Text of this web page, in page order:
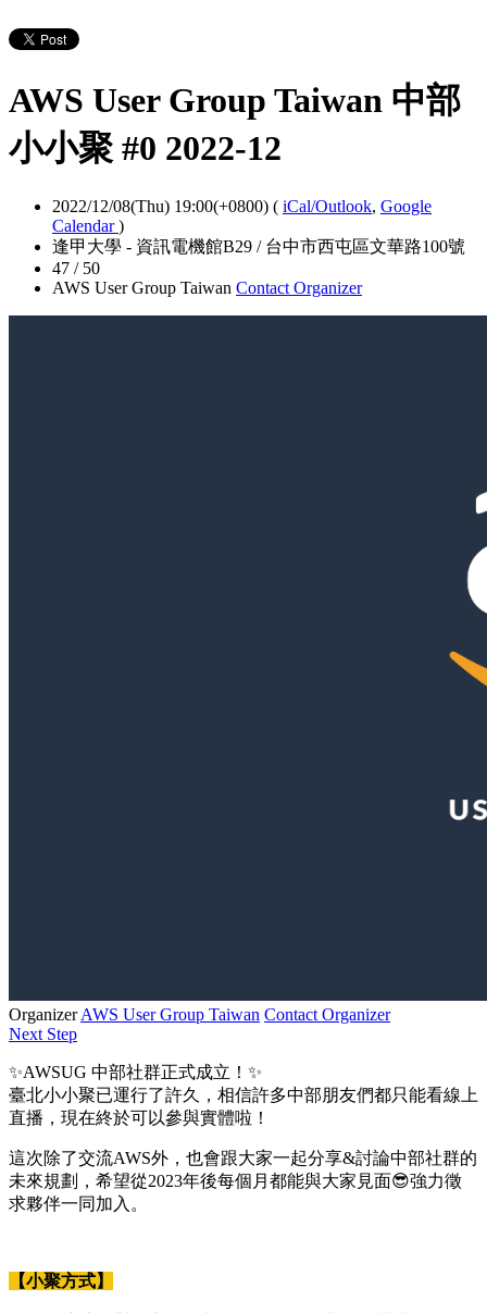
AWS User Group Taiwan 中部
小小聚 #0 2022-12
2022/12/08(Thu) 19:00(+0800) ( iCal/Outlook, Google
Calendar)
逢甲大學 - 資訊電機館B29 / 台中市西屯區文華路100號
47 / 50
AWS User Group Taiwan Contact Organizer
OrganizerAWS User Group Taiwan Contact Organizer
Next Step
✨AWSUG 中部社群正式成立！✨
臺北小小聚已運行了許久，相信許多中部朋友們都只能看線上
直播，現在終於可以參與實體啦！
這次除了交流AWS外，也會跟大家一起分享&討論中部社群的
未來規劃，希望從2023年後每個月都能與大家見面😎強力徵
求夥伴一同加入。
【小聚方式】